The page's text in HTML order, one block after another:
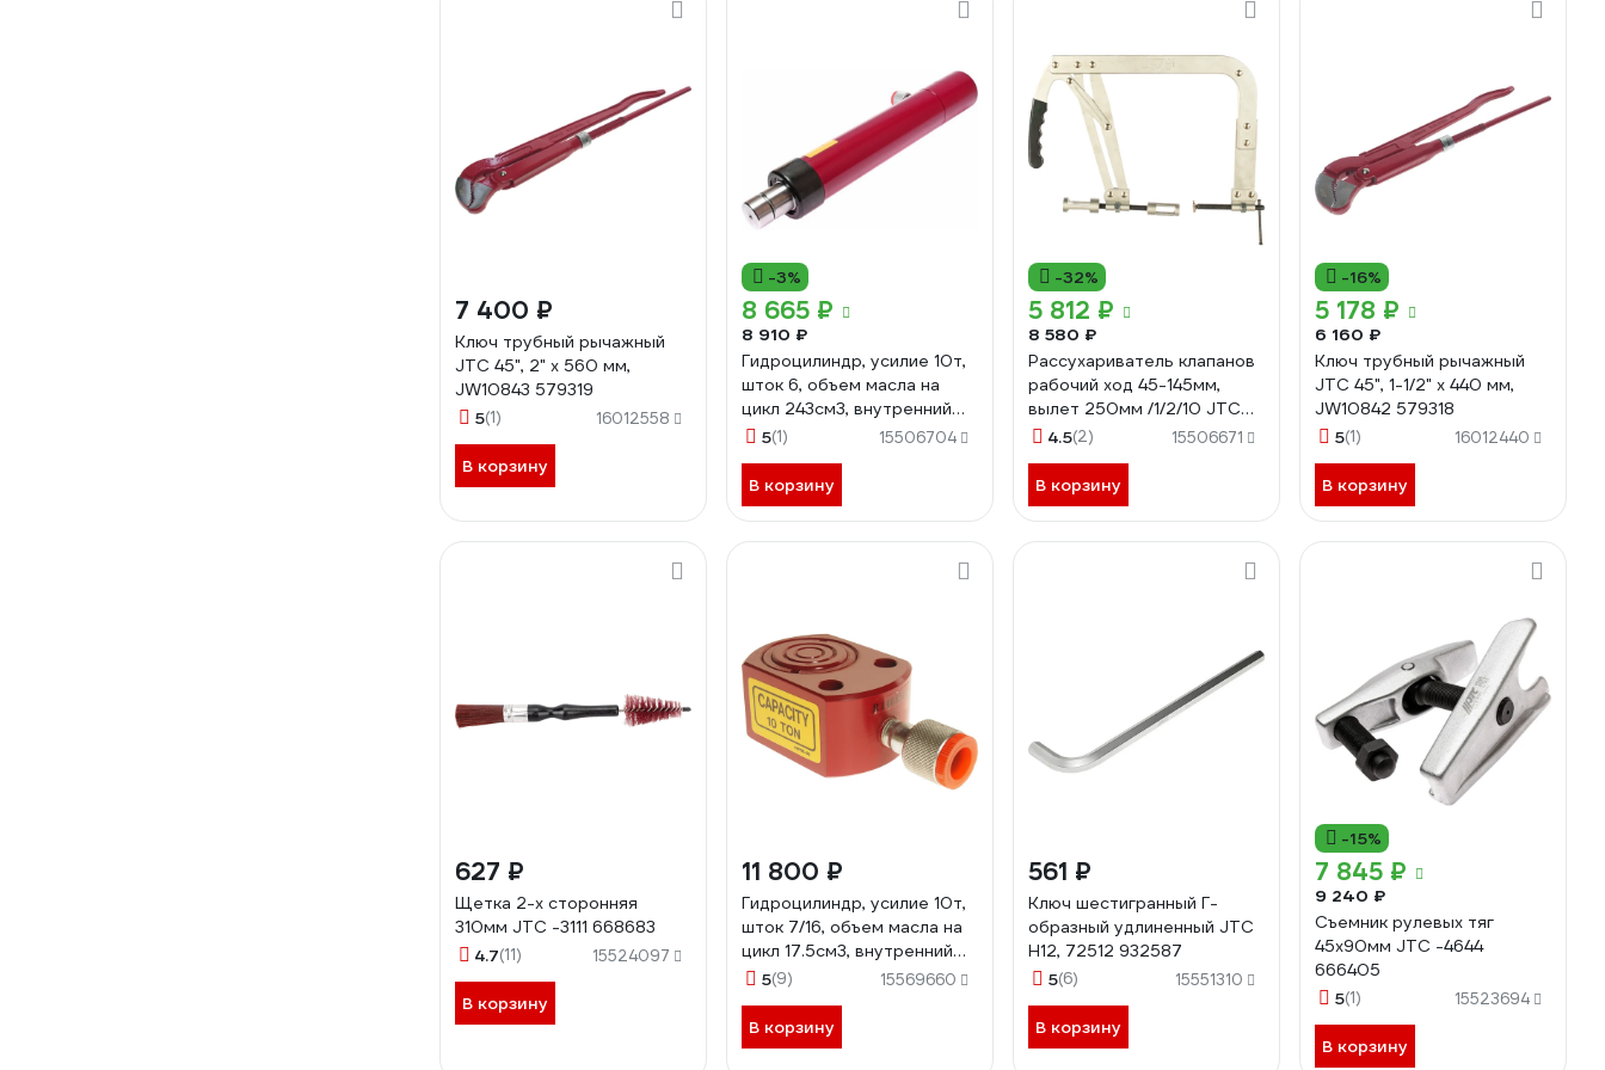
7 400 ₽
Ключ трубный рычажный
JTC 45", 2" х 560 мм,
JW10843 579319
5(1) 16012558
В корзину
-3%
8 665 ₽
8 910 ₽
Гидроцилиндр, усилие 10т,
шток 6, объем масла на
цикл 243см3, внутренний
диаметр 45мм JTC -
5(1) 15506704
В корзину
-32%
5 812 ₽
8 580 ₽
Рассухариватель клапанов
рабочий ход 45-145мм,
вылет 250мм /1/2/10 JTC
-1711 668635
4.5(2) 15506671
В корзину
-16%
5 178 ₽
6 160 ₽
Ключ трубный рычажный
JTC 45", 1-1/2" х 440 мм,
JW10842 579318
5(1) 16012440
В корзину
627 ₽
Щетка 2-х сторонняя
310мм JTC -3111 668683
4.7(11) 15524097
В корзину
11 800 ₽
Гидроцилиндр, усилие 10т,
шток 7/16, объем масла на
цикл 17.5см3, внутренний
диаметр 45мм JTC -RC101
5(9) 15569660
В корзину
561 ₽
Ключ шестигранный Г-
образный удлиненный JTC
H12, 72512 932587
5(6) 15551310
В корзину
-15%
7 845 ₽
9 240 ₽
Съемник рулевых тяг
45x90мм JTC -4644
666405
5(1) 15523694
В корзину